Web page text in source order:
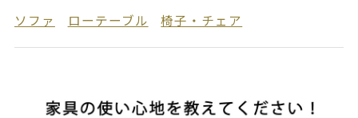
ソファ ローテーブル 椅子・チェア